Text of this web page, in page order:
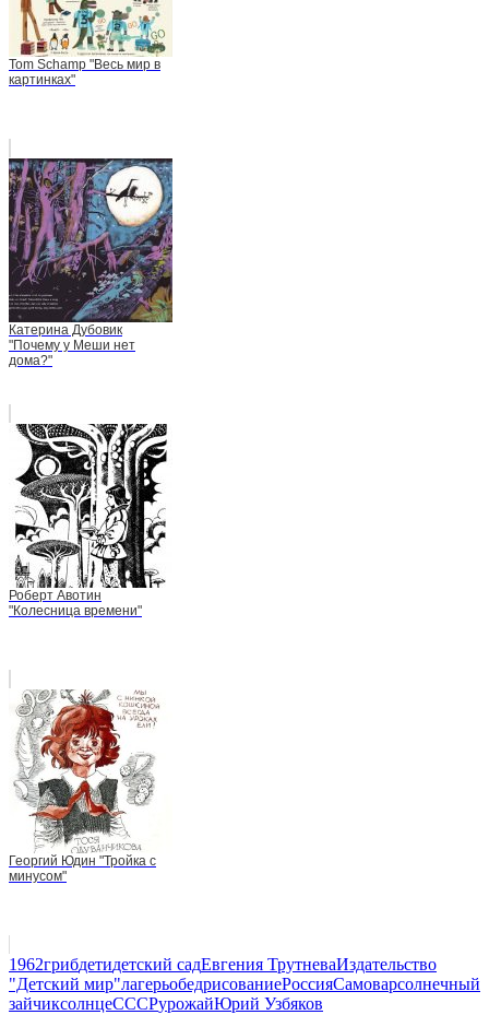
Tom Schamp "Весь мир в
картинках"
Катерина Дубовик
"Почему у Меши нет
дома?"
Роберт Авотин
"Колесница времени"
Георгий Юдин "Тройка с
минусом"
1962грибдетидетский садЕвгения ТрутневаИздательство
"Детский мир"лагерьобедрисованиеРоссияСамоварсолнечный
зайчиксолнцеСССРурожайЮрий Узбяков